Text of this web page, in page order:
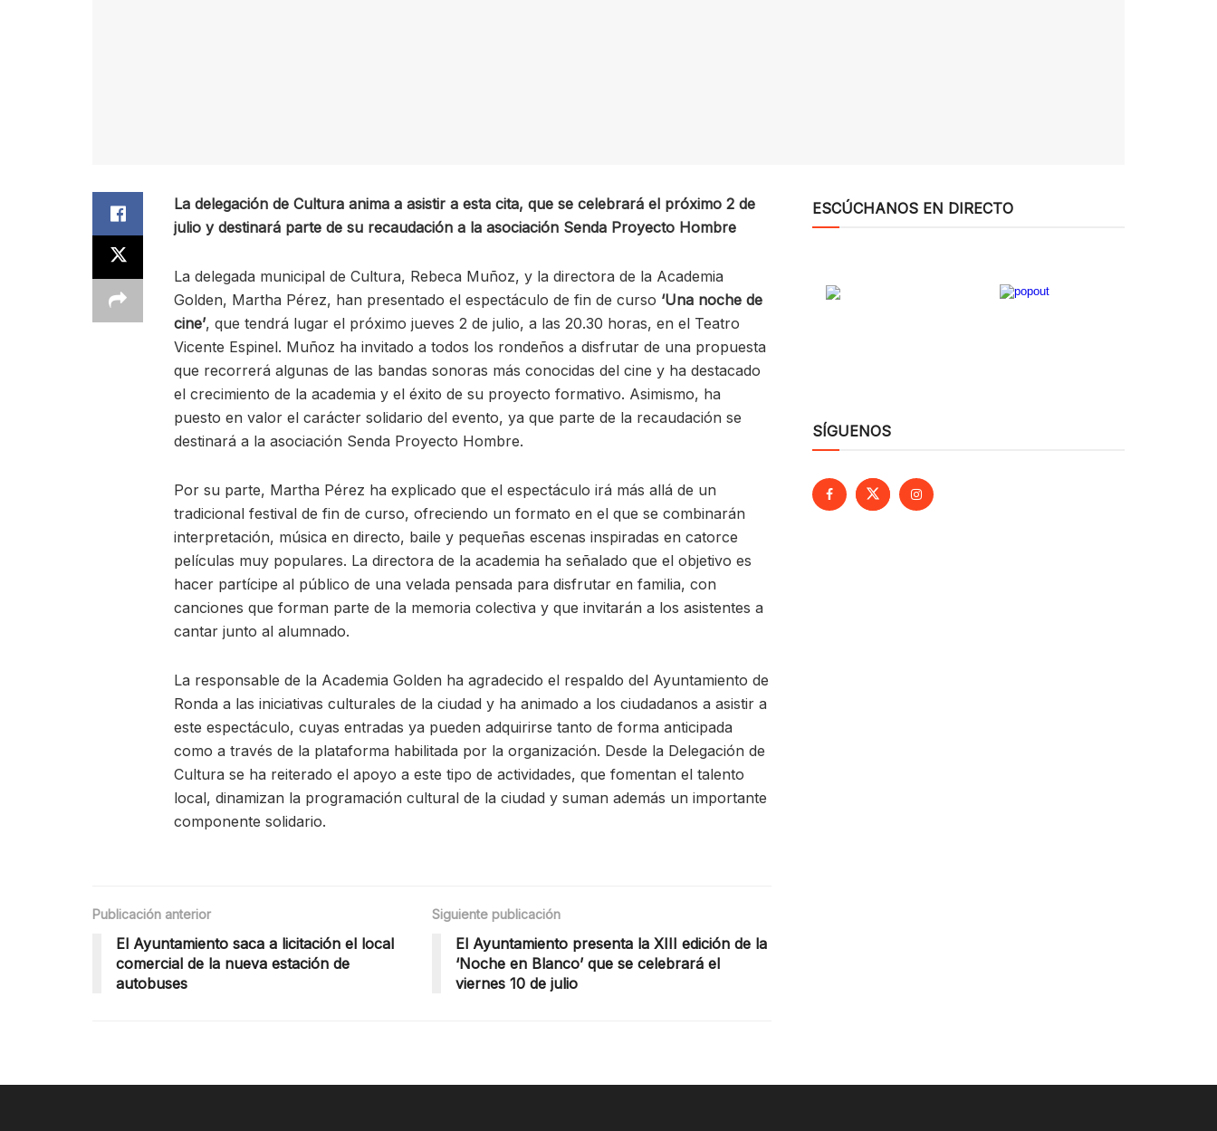
La delegación de Cultura anima a asistir a esta cita, que se celebrará el próximo 2 de
julio y destinará parte de su recaudación a la asociación Senda Proyecto Hombre
La delegada municipal de Cultura, Rebeca Muñoz, y la directora de la Academia
Golden, Martha Pérez, han presentado el espectáculo de fin de curso ‘Una noche de
cine’, que tendrá lugar el próximo jueves 2 de julio, a las 20.30 horas, en el Teatro
Vicente Espinel. Muñoz ha invitado a todos los rondeños a disfrutar de una propuesta
que recorrerá algunas de las bandas sonoras más conocidas del cine y ha destacado
el crecimiento de la academia y el éxito de su proyecto formativo. Asimismo, ha
puesto en valor el carácter solidario del evento, ya que parte de la recaudación se
destinará a la asociación Senda Proyecto Hombre.
Por su parte, Martha Pérez ha explicado que el espectáculo irá más allá de un
tradicional festival de fin de curso, ofreciendo un formato en el que se combinarán
interpretación, música en directo, baile y pequeñas escenas inspiradas en catorce
películas muy populares. La directora de la academia ha señalado que el objetivo es
hacer partícipe al público de una velada pensada para disfrutar en familia, con
canciones que forman parte de la memoria colectiva y que invitarán a los asistentes a
cantar junto al alumnado.
La responsable de la Academia Golden ha agradecido el respaldo del Ayuntamiento de
Ronda a las iniciativas culturales de la ciudad y ha animado a los ciudadanos a asistir a
este espectáculo, cuyas entradas ya pueden adquirirse tanto de forma anticipada
como a través de la plataforma habilitada por la organización. Desde la Delegación de
Cultura se ha reiterado el apoyo a este tipo de actividades, que fomentan el talento
local, dinamizan la programación cultural de la ciudad y suman además un importante
componente solidario.
Publicación anterior
El Ayuntamiento saca a licitación el local
comercial de la nueva estación de
autobuses
Siguiente publicación
El Ayuntamiento presenta la XIII edición de la
‘Noche en Blanco’ que se celebrará el
viernes 10 de julio
ESCÚCHANOS EN DIRECTO
SÍGUENOS